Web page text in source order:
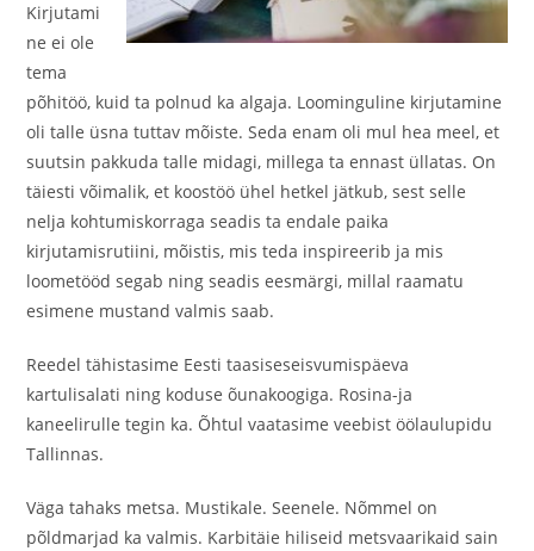
Kirjutami
ne ei ole
tema
põhitöö, kuid ta polnud ka algaja. Loominguline kirjutamine
oli talle üsna tuttav mõiste. Seda enam oli mul hea meel, et
suutsin pakkuda talle midagi, millega ta ennast üllatas. On
täiesti võimalik, et koostöö ühel hetkel jätkub, sest selle
nelja kohtumiskorraga seadis ta endale paika
kirjutamisrutiini, mõistis, mis teda inspireerib ja mis
loometööd segab ning seadis eesmärgi, millal raamatu
esimene mustand valmis saab.
Reedel tähistasime Eesti taasiseseisvumispäeva
kartulisalati ning koduse õunakoogiga. Rosina-ja
kaneelirulle tegin ka. Õhtul vaatasime veebist öölaulupidu
Tallinnas.
Väga tahaks metsa. Mustikale. Seenele. Nõmmel on
põldmarjad ka valmis. Karbitäie hiliseid metsvaarikaid sain